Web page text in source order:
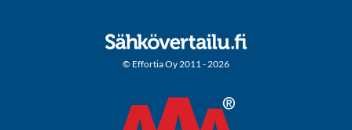
© Effortia Oy 2011 - 2026